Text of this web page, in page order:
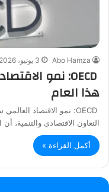
Abo Hamza 3 يونيو، 2026
هذا العام
التعاون الاقتصادي والتنمية،
أكمل القراءة »